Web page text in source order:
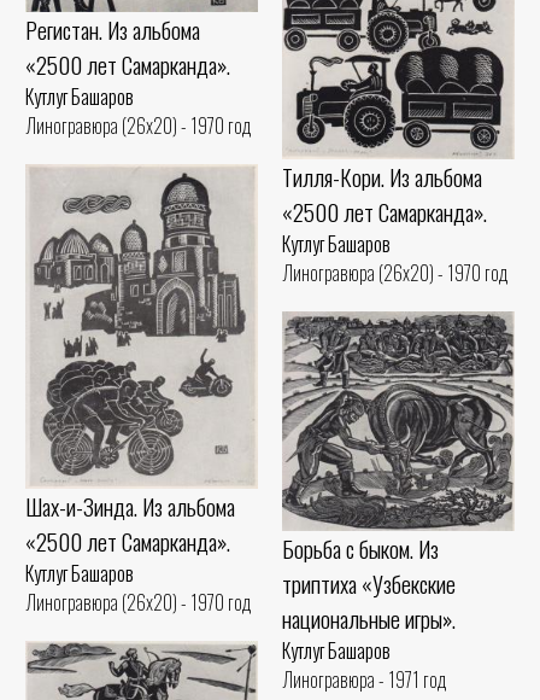
Регистан. Из альбома
«2500 лет Самарканда».
Кутлуг Башаров
Линогравюра (26x20) - 1970 год
Тилля-Кори. Из альбома
«2500 лет Самарканда».
Кутлуг Башаров
Линогравюра (26x20) - 1970 год
Шах-и-Зинда. Из альбома
«2500 лет Самарканда».
Кутлуг Башаров
Линогравюра (26x20) - 1970 год
Борьба с быком. Из
триптиха «Узбекские
национальные игры».
Кутлуг Башаров
Линогравюра - 1971 год